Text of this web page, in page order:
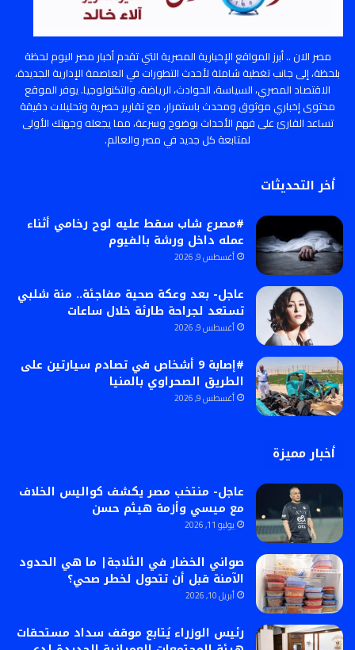
مصر الان .. أبرز المواقع الإخبارية المصرية التي تقدم أخبار مصر اليوم لحظة
بلحظة، إلى جانب تغطية شاملة لأحدث التطورات في العاصمة الإدارية الجديدة،
الاقتصاد المصري، السياسة، الحوادث، الرياضة، والتكنولوجيا. يوفر الموقع
محتوى إخباري موثوق ومحدث باستمرار، مع تقارير حصرية وتحليلات دقيقة
تساعد القارئ على فهم الأحداث بوضوح وسرعة، مما يجعله وجهتك الأولى
لمتابعة كل جديد في مصر والعالم.
أخر التحديثات
#مصرع شاب سقط عليه لوح رخامي أثناء
عمله داخل ورشة بالفيوم
أغسطس 9, 2026
عاجل- بعد وعكة صحية مفاجئة.. منة شلبي
تستعد لجراحة طارئة خلال ساعات
أغسطس 9, 2026
#إصابة 9 أشخاص في تصادم سيارتين على
الطريق الصحراوي بالمنيا
أغسطس 9, 2026
أخبار مميزة
عاجل- منتخب مصر يكشف كواليس الخلاف
مع ميسي وأزمة هيثم حسن
يوليو 11, 2026
صواني الخضار في الثلاجة| ما هي الحدود
الآمنة قبل أن تتحول لخطر صحي؟
أبريل 10, 2026
رئيس الوزراء يُتابع موقف سداد مستحقات